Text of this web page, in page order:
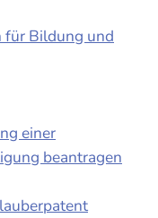
für Bildung und
einer
beantragen